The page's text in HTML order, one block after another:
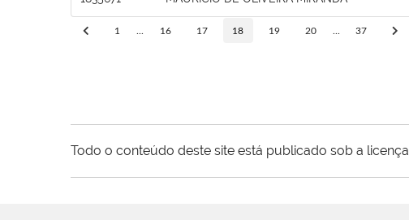
1 16 17 18 19 20 37
Todo o conteúdo deste site está publicado sob a licença